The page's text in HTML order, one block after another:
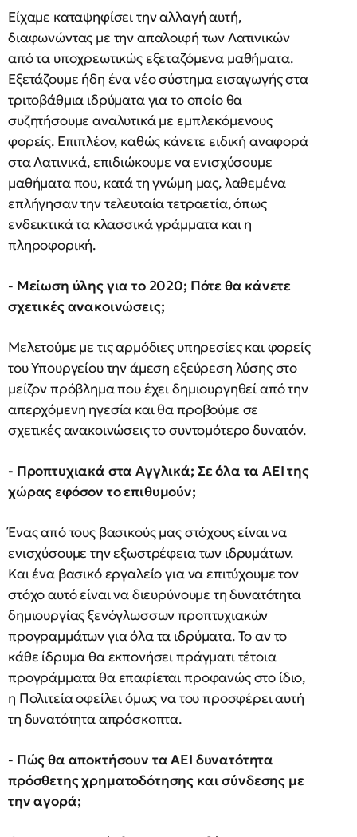
Είχαμε καταψηφίσει την αλλαγή αυτή,
διαφωνώντας με την απαλοιφή των Λατινικών
από τα υποχρεωτικώς εξεταζόμενα μαθήματα.
Εξετάζουμε ήδη ένα νέο σύστημα εισαγωγής στα
τριτοβάθμια ιδρύματα για το οποίο θα
συζητήσουμε αναλυτικά με εμπλεκόμενους
φορείς. Επιπλέον, καθώς κάνετε ειδική αναφορά
στα Λατινικά, επιδιώκουμε να ενισχύσουμε
μαθήματα που, κατά τη γνώμη μας, λαθεμένα
επλήγησαν την τελευταία τετραετία, όπως
ενδεικτικά τα κλασσικά γράμματα και η
πληροφορική.
- Μείωση ύλης για το 2020; Πότε θα κάνετε
σχετικές ανακοινώσεις;
Μελετούμε με τις αρμόδιες υπηρεσίες και φορείς
του Υπουργείου την άμεση εξεύρεση λύσης στο
μείζον πρόβλημα που έχει δημιουργηθεί από την
απερχόμενη ηγεσία και θα προβούμε σε
σχετικές ανακοινώσεις το συντομότερο δυνατόν.
- Προπτυχιακά στα Αγγλικά; Σε όλα τα ΑΕΙ της
χώρας εφόσον το επιθυμούν;
Ένας από τους βασικούς μας στόχους είναι να
ενισχύσουμε την εξωστρέφεια των ιδρυμάτων.
Και ένα βασικό εργαλείο για να επιτύχουμε τον
στόχο αυτό είναι να διευρύνουμε τη δυνατότητα
δημιουργίας ξενόγλωσσων προπτυχιακών
προγραμμάτων για όλα τα ιδρύματα. Το αν το
κάθε ίδρυμα θα εκπονήσει πράγματι τέτοια
προγράμματα θα επαφίεται προφανώς στο ίδιο,
η Πολιτεία οφείλει όμως να του προσφέρει αυτή
τη δυνατότητα απρόσκοπτα.
- Πώς θα αποκτήσουν τα ΑΕΙ δυνατότητα
πρόσθετης χρηματοδότησης και σύνδεσης με
την αγορά;